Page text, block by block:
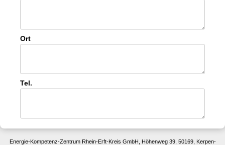
Ort
Tel.
Energie-Kompetenz-Zentrum Rhein-Erft-Kreis GmbH, Höhenweg 39, 50169, Kerpen-